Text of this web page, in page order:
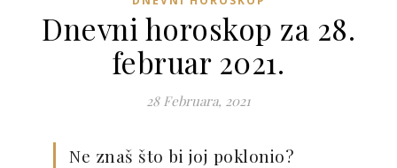
Dnevni horoskop za 28.
februar 2021.
28 Februara, 2021
Ne znaš što bi joj poklonio?